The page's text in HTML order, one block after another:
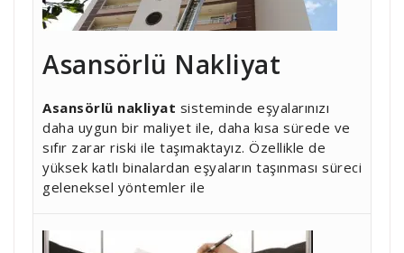
Asansörlü Nakliyat
Asansörlü nakliyat sisteminde eşyalarınızı
daha uygun bir maliyet ile, daha kısa sürede ve
sıfır zarar riski ile taşımaktayız. Özellikle de
yüksek katlı binalardan eşyaların taşınması süreci
geleneksel yöntemler ile